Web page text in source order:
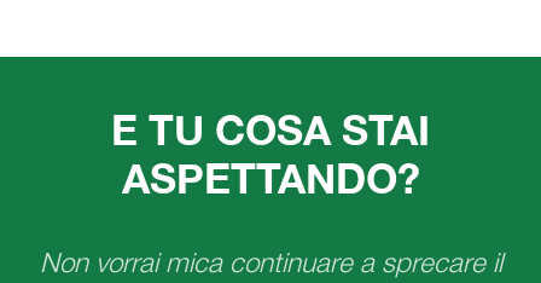
E TU COSA STAI
ASPETTANDO?
Non vorrai mica continuare a sprecare il